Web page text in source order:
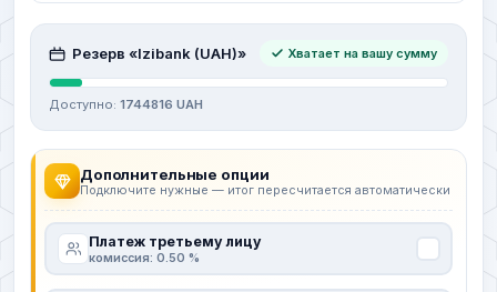
Резерв «Izibank (UAH)» Хватает на вашу сумму
Доступно: 1744816 UAH
Дополнительные опции
Подключите нужные — итог пересчитается автоматически
Платеж третьему лицу
комиссия: 0.50 %